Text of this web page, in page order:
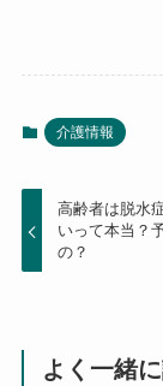
介護情報
高齢者は脱水
いって本当？
の？
よく一緒